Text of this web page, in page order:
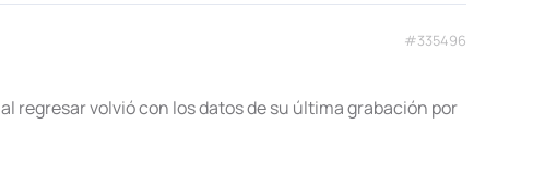
#335496
regresar volvió con los datos de su última grabación por